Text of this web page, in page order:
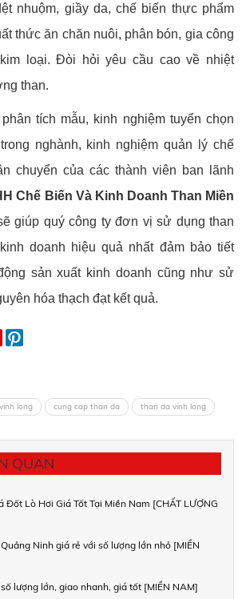
nhuộm, giầy da, chế biến thực phẩm
thức ăn chăn nuôi, phân bón, gia công
loại. Đòi hỏi yêu cầu cao về nhiệt
than.
tích mẫu, kinh nghiệm tuyển chọn
nghành, kinh nghiệm quản lý chế
chuyển của các thành viên ban lãnh
Chế Biến Và Kinh Doanh Than Miền
giúp quý công ty đơn vị sử dụng than
doanh hiệu quả nhất đảm bảo tiết
sản xuất kinh doanh cũng như sử
hóa thạch đạt kết quả.
long cung cap than da than da vinh long
QUAN
Đốt Lò Hơi Giá Tốt Tại Miền Nam [CHẤT LƯỢNG
Ninh giá rẻ với số lượng lớn nhỏ [MIỀN
lượng lớn, giao nhanh, giá tốt [MIỀN NAM]